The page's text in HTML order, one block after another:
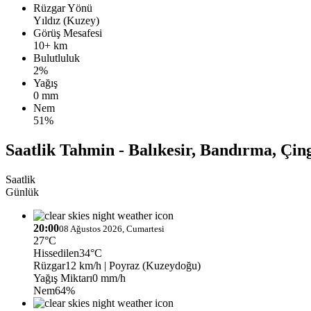
Rüzgar Yönü
Yıldız (Kuzey)
Görüş Mesafesi
10+ km
Bulutluluk
2%
Yağış
0 mm
Nem
51%
Saatlik Tahmin - Balıkesir, Bandırma,
Saatlik
Günlük
20:0008 Ağustos 2026, Cumartesi
27°C
Hissedilen34°C
Rüzgar12 km/h | Poyraz (Kuzeydoğu)
Yağış Miktarı0 mm/h
Nem64%